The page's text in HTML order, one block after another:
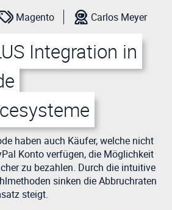
Magento Carlos Meyer
Integration in
haben auch Käufer, welche nicht
Konto verfügen, die Möglichkeit
zu bezahlen. Durch die intuitive
sinken die Abbruchraten
steigt.